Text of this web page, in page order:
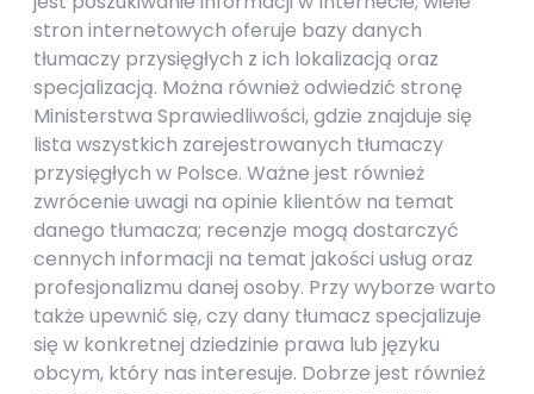
stron internetowych oferuje bazy danych
tłumaczy przysięgłych z ich lokalizacją oraz
specjalizacją. Można również odwiedzić stronę
Ministerstwa Sprawiedliwości, gdzie znajduje się
lista wszystkich zarejestrowanych tłumaczy
przysięgłych w Polsce. Ważne jest również
zwrócenie uwagi na opinie klientów na temat
danego tłumacza; recenzje mogą dostarczyć
cennych informacji na temat jakości usług oraz
profesjonalizmu danej osoby. Przy wyborze warto
także upewnić się, czy dany tłumacz specjalizuje
się w konkretnej dziedzinie prawa lub języku
obcym, który nas interesuje. Dobrze jest również